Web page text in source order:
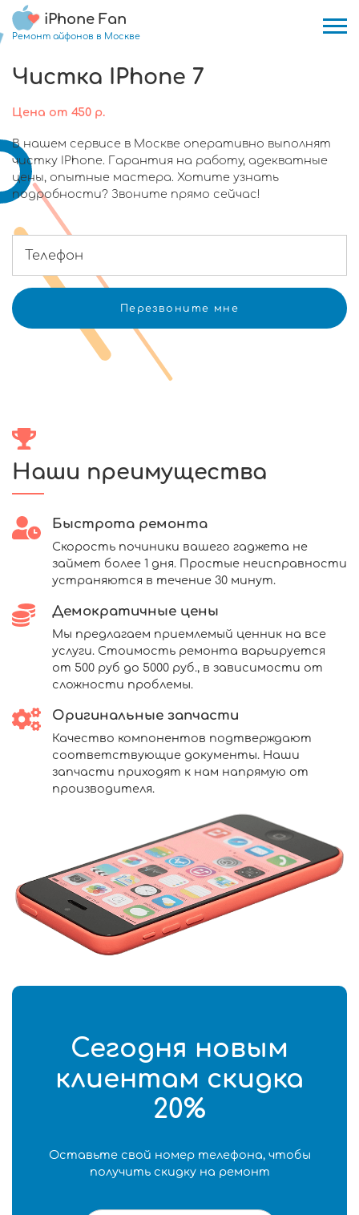
iPhone Fan
Ремонт айфонов в Москве
Чистка IPhone 7
Цена от 450 р.
В нашем сервисе в Москве оперативно выполнят
чистку IPhone. Гарантия на работу, адекватные
цены, опытные мастера. Хотите узнать
подробности? Звоните прямо сейчас!
Наши преимущества
Быстрота ремонта
Скорость починики вашего гаджета не
займет более 1 дня. Простые неисправности
устраняются в течение 30 минут.
Демократичные цены
Мы предлагаем приемлемый ценник на все
услуги. Стоимость ремонта варьируется
от 500 руб до 5000 руб., в зависимости от
сложности проблемы.
Оригинальные запчасти
Качество компонентов подтверждают
соответствующие документы. Наши
запчасти приходят к нам напрямую от
производителя.
Сегодня новым
клиентам скидка
20%
Оставьте свой номер телефона, чтобы
получить скидку на ремонт